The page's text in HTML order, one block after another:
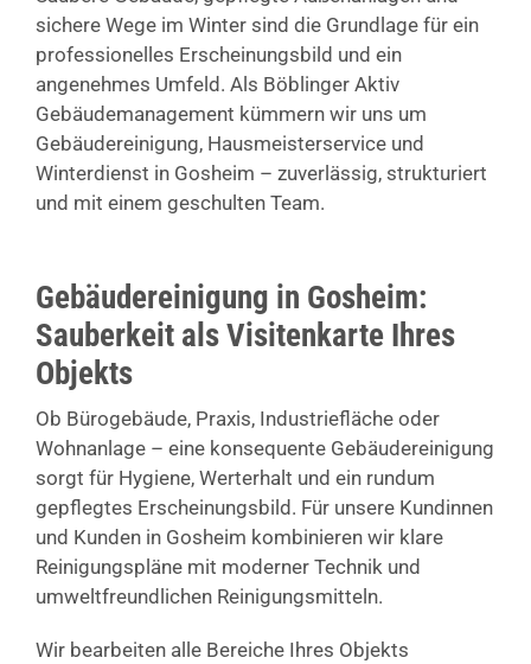
sichere Wege im Winter sind die Grundlage für ein
professionelles Erscheinungsbild und ein
angenehmes Umfeld. Als Böblinger Aktiv
Gebäudemanagement kümmern wir uns um
Gebäudereinigung, Hausmeisterservice und
Winterdienst in Gosheim – zuverlässig, strukturiert
und mit einem geschulten Team.
Gebäudereinigung in Gosheim:
Sauberkeit als Visitenkarte Ihres
Objekts
Ob Bürogebäude, Praxis, Industriefläche oder
Wohnanlage – eine konsequente Gebäudereinigung
sorgt für Hygiene, Werterhalt und ein rundum
gepflegtes Erscheinungsbild. Für unsere Kundinnen
und Kunden in Gosheim kombinieren wir klare
Reinigungspläne mit moderner Technik und
umweltfreundlichen Reinigungsmitteln.
Wir bearbeiten alle Bereiche Ihres Objekts